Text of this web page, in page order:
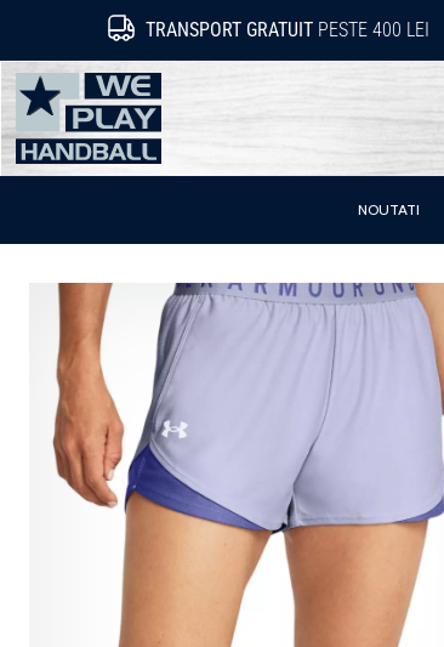
TRANSPORT GRATUITPESTE 400 LEI
WePlayHandball.ro
NOUTATI